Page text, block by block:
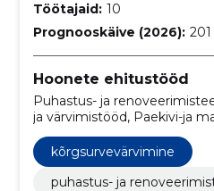
Töötajaid: 10
Prognooskäive (2026):
Hoonete ehitustööd
Puhastus- ja renoveerimisteenus Üle eesti, Liivapritsi-
ja värvimistööd, Paekivi-ja
taastamine ja ehitamine,
ja maakivitööd,
Betoonpinnad, Kivipinnad,
kõrgsurvevärvimine